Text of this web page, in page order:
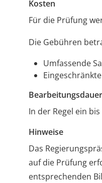
Kosten
Für die Prüfung
Die Gebühren
Umfassende
Bearbeitungsdauer
In der Regel ein
Hinweise
Das
auf die Prüfung
entsprechenden